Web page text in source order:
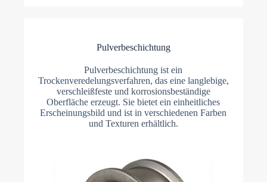
Pulverbeschichtung
Pulverbeschichtung ist ein
Trockenveredelungsverfahren, das eine langlebige,
verschleißfeste und korrosionsbeständige
Oberfläche erzeugt. Sie bietet ein einheitliches
Erscheinungsbild und ist in verschiedenen Farben
und Texturen erhältlich.